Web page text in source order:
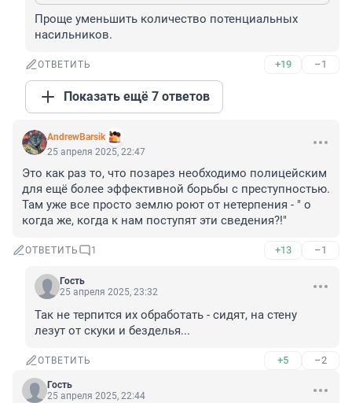
Проще уменьшить количество потенциальных
насильников.
ОТВЕТИТЬ +19 –1
Показать ещё 7 ответов
AndrewBarsik
25 апреля 2025, 22:47
Это как раз то, что позарез необходимо полицейским
для ещё более эффективной борьбы с преступностью.
Там уже все просто землю роют от нетерпения - " о
когда же, когда к нам поступят эти сведения?!"
ОТВЕТИТЬ 1 +13 –1
Гость
25 апреля 2025, 23:32
Так не терпится их обработать - сидят, на стену
лезут от скуки и безделья...
ОТВЕТИТЬ +5 –2
Гость
25 апреля 2025, 22:44